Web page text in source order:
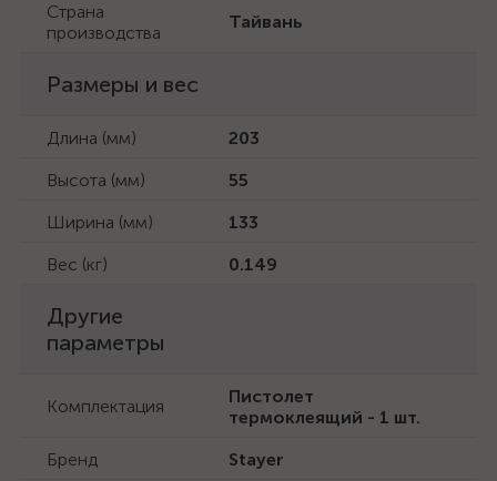
Страна
производства
Тайвань
Размеры и вес
Длина (мм)
203
Высота (мм)
55
Ширина (мм)
133
Вес (кг)
0.149
Другие
параметры
Комплектация
Пистолет
термоклеящий - 1 шт.
Бренд
Stayer